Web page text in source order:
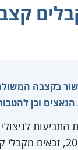
מקרן
בקצבה
הנאצים וכן